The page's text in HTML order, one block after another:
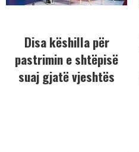
Disa këshilla për
pastrimin e shtëpisë
suaj gjatë vjeshtës